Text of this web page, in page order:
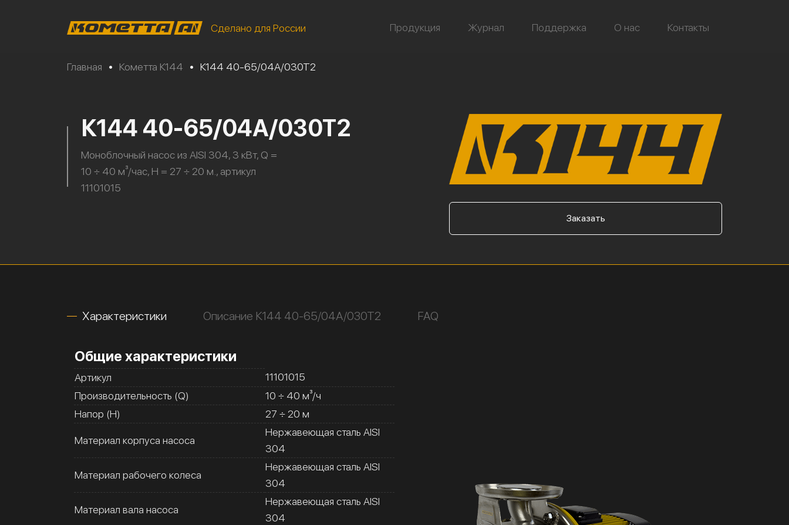
Сделано для России Продукция Журнал Поддержка О нас Контакты
Главная • Кометта К144 • К144 40-65/04А/030Т2
К144 40-65/04А/030Т2
Моноблочный насос из AISI 304, 3 кВт, Q =
10 ÷ 40 м³/час, H = 27 ÷ 20 м., артикул
11101015
Заказать
Характеристики Описание К144 40-65/04А/030Т2 FAQ
Общие характеристики
Артикул
11101015
Производительность (Q)
10 ÷ 40 м³/ч
Напор (H)
27 ÷ 20 м
Материал корпуса насоса
Нержавеющая сталь AISI
304
Материал рабочего колеса
Нержавеющая сталь AISI
304
Материал вала насоса
Нержавеющая сталь AISI
304